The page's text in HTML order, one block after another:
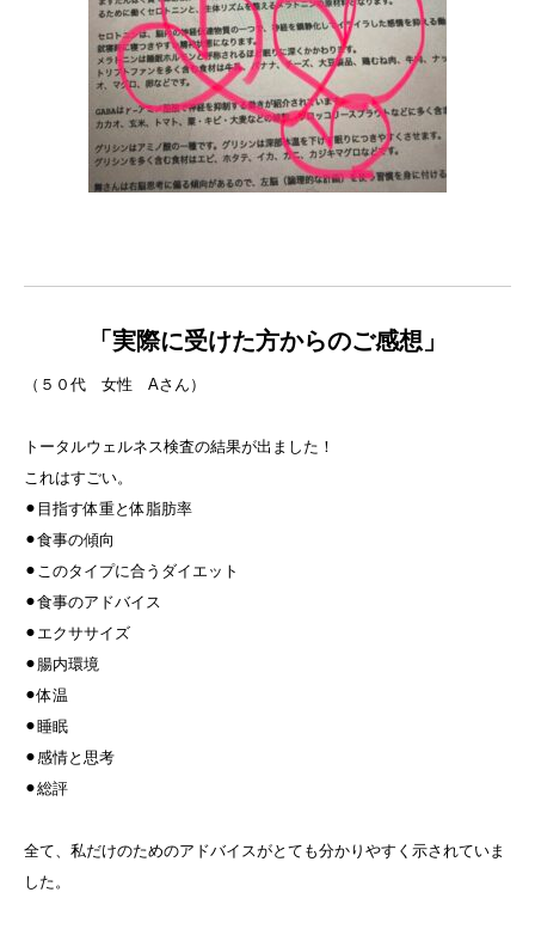
「実際に受けた方からのご感想」
（５０代 女性 Aさん）
トータルウェルネス検査の結果が出ました！
これはすごい。
⚫︎目指す体重と体脂肪率
⚫︎食事の傾向
⚫︎このタイプに合うダイエット
⚫︎食事のアドバイス
⚫︎エクササイズ
⚫︎腸内環境
⚫︎体温
⚫︎睡眠
⚫︎感情と思考
⚫︎総評
全て、私だけのためのアドバイスがとても分かりやすく示されていま
した。